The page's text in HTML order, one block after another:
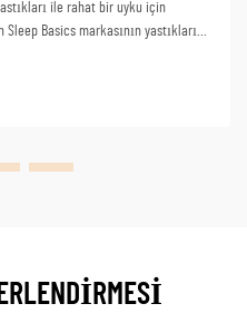
ile rahat bir uyku için
Basics markasının yastıkları